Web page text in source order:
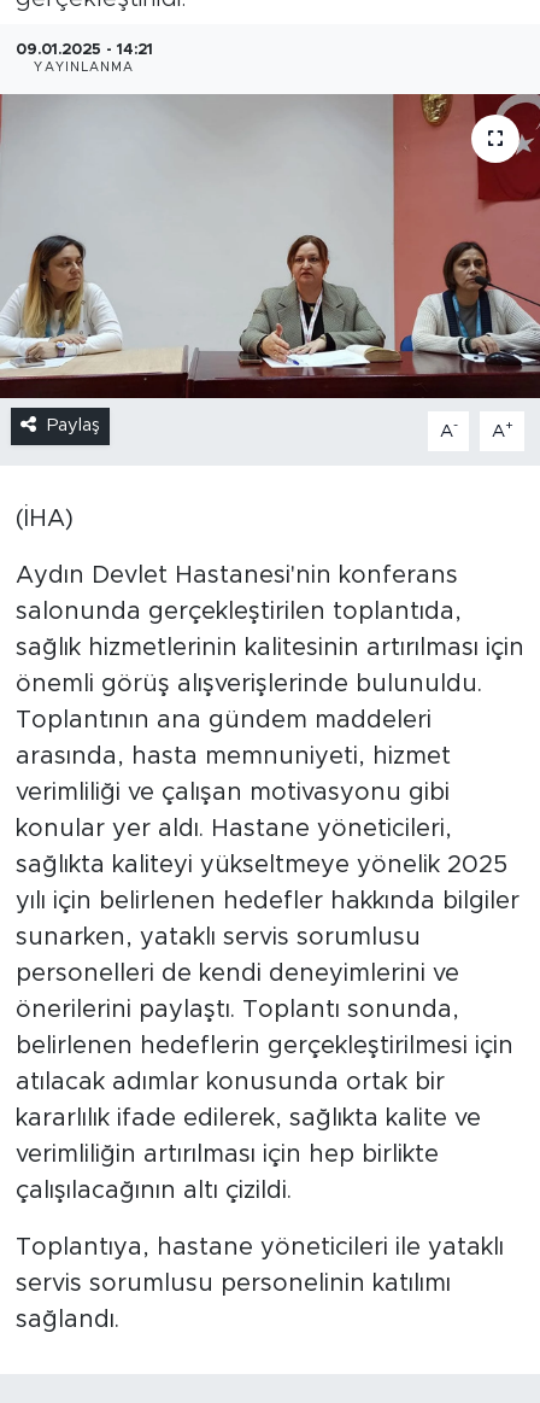
09.01.2025 - 14:21
YAYINLANMA
Paylaş A- A+
(İHA)
Aydın Devlet Hastanesi'nin konferans
salonunda gerçekleştirilen toplantıda,
sağlık hizmetlerinin kalitesinin artırılması için
önemli görüş alışverişlerinde bulunuldu.
Toplantının ana gündem maddeleri
arasında, hasta memnuniyeti, hizmet
verimliliği ve çalışan motivasyonu gibi
konular yer aldı. Hastane yöneticileri,
sağlıkta kaliteyi yükseltmeye yönelik 2025
yılı için belirlenen hedefler hakkında bilgiler
sunarken, yataklı servis sorumlusu
personelleri de kendi deneyimlerini ve
önerilerini paylaştı. Toplantı sonunda,
belirlenen hedeflerin gerçekleştirilmesi için
atılacak adımlar konusunda ortak bir
kararlılık ifade edilerek, sağlıkta kalite ve
verimliliğin artırılması için hep birlikte
çalışılacağının altı çizildi.
Toplantıya, hastane yöneticileri ile yataklı
servis sorumlusu personelinin katılımı
sağlandı.